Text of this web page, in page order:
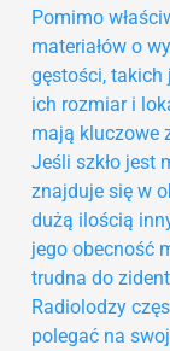
Pomimo
materiałów o
gęstości, takich
ich rozmiar i
mają kluczowe
Jeśli szkło jest
znajduje się w
dużą ilością
jego obecność
trudna do
Radiolodzy
polegać na